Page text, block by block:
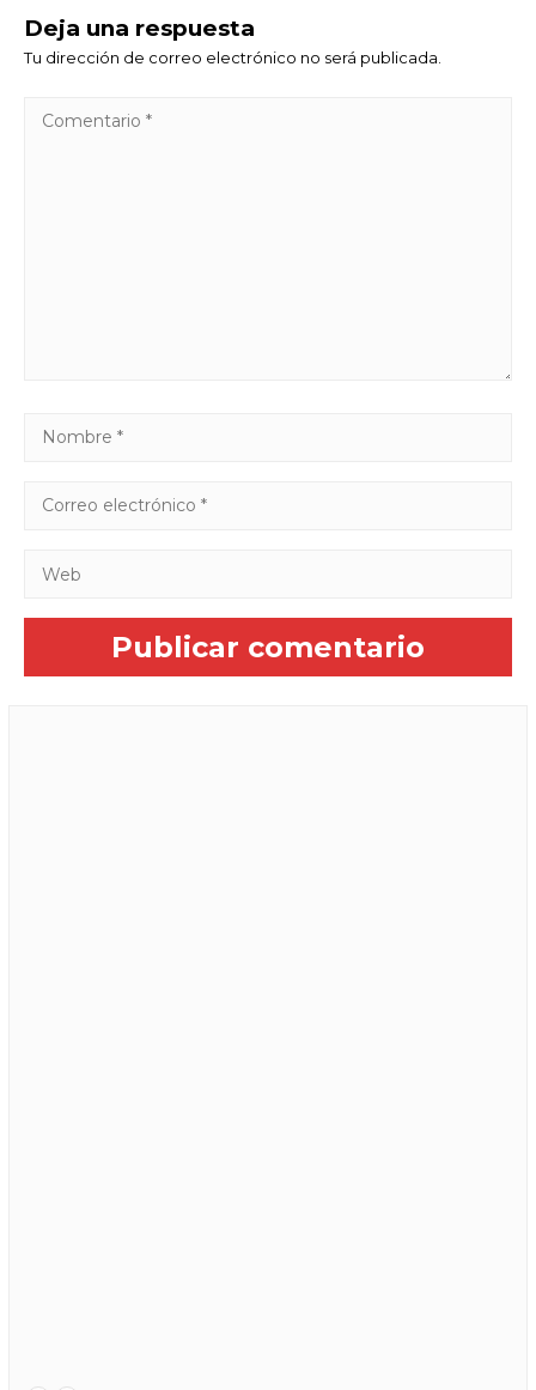
Deja una respuesta
Tu dirección de correo electrónico no será publicada.